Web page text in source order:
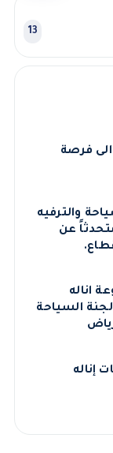
13
الى فرصة
والترفيه
عن
اناله
السياحة
إناله